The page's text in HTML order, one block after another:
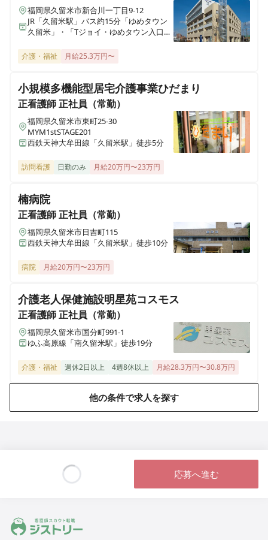
福岡県久留米市新合川一丁目9-12
JR「久留米駅」バス約15分「ゆめタウン
久留米」・「Tジョイ・ゆめタウン入口」
介護・福祉 月給25.3万円〜
小規模多機能型居宅介護事業ひだまり
正看護師正社員（常勤）
福岡県久留米市東町25-30
MYM1stSTAGE201
西鉄天神大牟田線「久留米駅」徒歩5分
訪問看護 日勤のみ 月給20万円〜23万円
楠病院
正看護師正社員（常勤）
福岡県久留米市日吉町115
西鉄天神大牟田線「久留米駅」徒歩10分
病院 月給20万円〜23万円
介護老人保健施設明星苑コスモス
正看護師正社員（常勤）
福岡県久留米市国分町991-1
ゆふ高原線「南久留米駅」徒歩19分
介護・福祉 週休2日以上 4週8休以上 月給28.3万円〜30.8万円
他の条件で求人を探す
応募へ進む
ジストリー 看護師の転職マッチング